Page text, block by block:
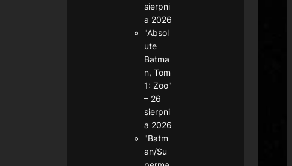
sierpni
a 2026
"Absol
ute
Batma
n, Tom
1: Zoo"
– 26
sierpni
a 2026
"Batm
an/Su